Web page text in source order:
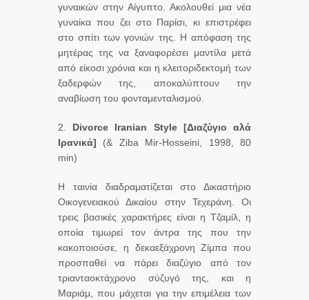
γυναικών στην Αίγυπτο. Ακολουθεί μια νέα
γυναίκα που ζει στο Παρίσι, κι επιστρέφει
στο σπίτι των γονιών της. Η απόφαση της
μητέρας της να ξαναφορέσει μαντίλα μετά
από είκοσι χρόνια και η κλειτοριδεκτομή των
ξαδερφών της, αποκαλύπτουν την
αναβίωση του φονταμενταλισμού.
2. Divorce Iranian Style [Διαζύγιο αλά
Ιρανικά] (& Ziba Mir-Hosseini, 1998, 80
min)
Η ταινία διαδραματίζεται στο Δικαστήριο
Οικογενειακού Δικαίου στην Τεχεράνη. Οι
τρεις βασικές χαρακτήρες είναι η Τζαμίλ, η
οποία τιμωρεί τον άντρα της που την
κακοποιούσε, η δεκαεξάχρονη Ζίμπα που
προσπαθεί να πάρει διαζύγιο από τον
τριανταοκτάχρονο σύζυγό της, και η
Μαριάμ, που μάχεται για την επιμέλεια των